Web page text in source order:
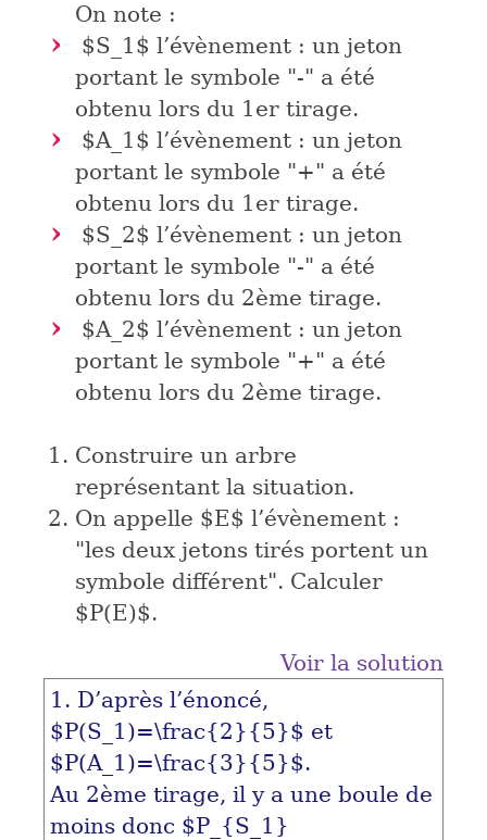
On note :
$S_1$ l’évènement : un jeton
portant le symbole "-" a été
obtenu lors du 1er tirage.
$A_1$ l’évènement : un jeton
portant le symbole "+" a été
obtenu lors du 1er tirage.
$S_2$ l’évènement : un jeton
portant le symbole "-" a été
obtenu lors du 2ème tirage.
$A_2$ l’évènement : un jeton
portant le symbole "+" a été
obtenu lors du 2ème tirage.
Construire un arbre
représentant la situation.
On appelle $E$ l’évènement :
"les deux jetons tirés portent un
symbole différent". Calculer
$P(E)$.
Voir la solution
1. D’après l’énoncé,
$P(S_1)=\frac{2}{5}$ et
$P(A_1)=\frac{3}{5}$.
Au 2ème tirage, il y a une boule de
moins donc $P_{S_1}